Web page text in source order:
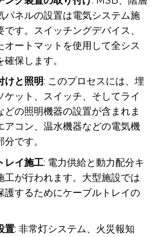
パネルの設置は電気システム施
す。スイッチングデバイス、
オートマットを使用して全シス
保します。
けと照明: このプロセスには、埋
ット、スイッチ、そしてライ
どの照明機器の設置が含まれま
アコン、温水機器などの電気機
です。
レイ施工: 電力供給と動力配分キ
工が行われます。大型施設では
護するためにケーブルトレイの
置: 非常灯システム、火災報知